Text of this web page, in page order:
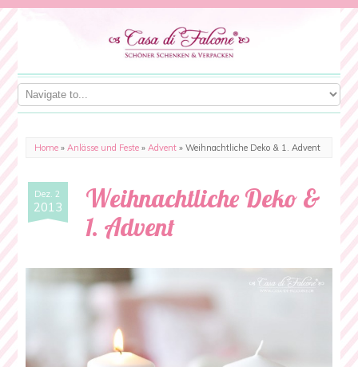
Home »Anlässe und Feste »Advent »Weihnachtliche Deko & 1. Advent
Dez. 2
2013
Weihnachtliche Deko &
1. Advent